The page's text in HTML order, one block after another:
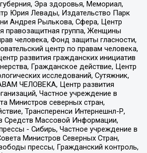
Эра здоровья, Мемориал,
Юрия Левады, Издательство Парк
Андрея Рылькова, Сфера, Центр
правозащитная группа, Женщины
человека, Фонд защиты гласности,
центр по правам человека,
развития гражданских инициатив
Гражданское действие, Центр
исследований, Сутяжник,
ЧЕЛОВЕКА, Центр развития
Частное учреждение в
Министров северных стран,
Трансперенси Интернешнл-Р,
Средств Массовой Информации,
- Сибирь, Частное учреждение в
Министров Северных Стран,
прессы, Гражданский контроль,